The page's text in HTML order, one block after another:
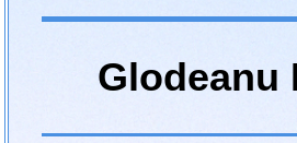
Glodeanu